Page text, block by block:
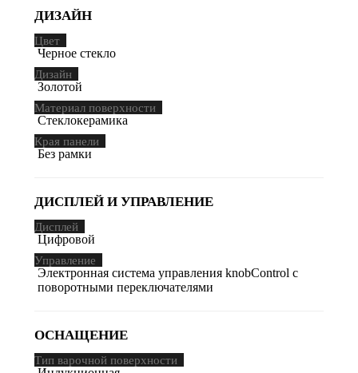
ДИЗАЙН
Цвет
Черное стекло
Дизайн
Золотой
Материал поверхности
Стеклокерамика
Края панели
Без рамки
ДИСПЛЕЙ И УПРАВЛЕНИЕ
Дисплей
Цифровой
Управление
Электронная система управления knobControl с
поворотными переключателями
ОСНАЩЕНИЕ
Тип варочной поверхности